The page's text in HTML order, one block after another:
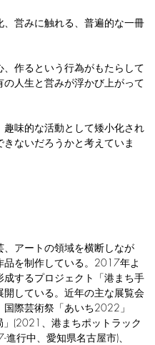
営みに触れる、普遍的な一冊
作るという行為がもたらして
人生と営みが浮かび上がって
味的な活動として矮小化され
ないだろうかと考えていま
アートの領域を横断しなが
品を制作している。2017年よ
するプロジェクト「港まち手
している。近年の主な展覧会
際芸術祭「あいち2022」
(2021、港まちポットラック
行中、愛知県名古屋市)、